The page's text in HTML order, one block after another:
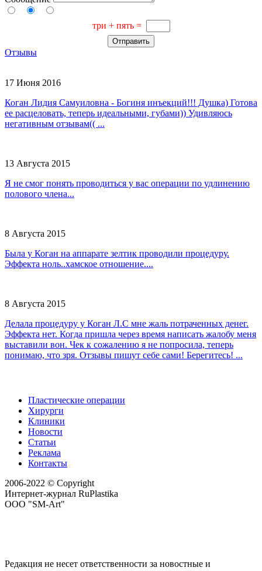
три + пять =
Отзывы
17 Июня 2016
Коган Лидия Самуиловна - Богиня инъекций!!! Душка) Готова
ее расцеловать, теперь идеальными, губами)) Удивляюсь
негативным отзывам(( ...
13 Августа 2015
Я не смог понять проводиться у вас операции по удлинению
полового члена...
8 Августа 2015
Была у Коган на аппарате зелтик проводили процедуру.
Эффекта ноль..хамское отношение....
8 Августа 2015
Делала процедуру у Коган Л.С мне жаль потраченных денег.
Эффекта нет. Когда пришла через время написать жалобу меня
выставили вон. Чек к сожалению я не попросила, теперь
понимаю, что зря. Отзывы пишут себе сами! Берегитесь! ...
Пластические операции
Хирурги
Клиники
Новости
Статьи
Реклама
Контакты
2006-2022 © Copyright
Интернет-журнал RuPlastika
ООО "SM-Art"
Редакция не несет ответственности за новостные и